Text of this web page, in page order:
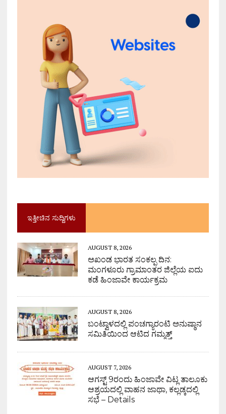
ಇತ್ತೀಚಿನ ಸುದ್ದಿಗಳು
AUGUST 8, 2026
ಅಖಂಡ ಭಾರತ ಸಂಕಲ್ಪ ದಿನ:
ಮಂಗಳೂರು ಗ್ರಾಮಾಂತರ ಜಿಲ್ಲೆಯ ಐದು
ಕಡೆ ಹಿಂಜಾವೇ ಕಾರ್ಯಕ್ರಮ
AUGUST 8, 2026
ಬಂಟ್ವಾಳದಲ್ಲಿ ಪಂಚಗ್ಯಾರಂಟಿ ಅನುಷ್ಠಾನ
ಸಮಿತಿಯಿಂದ ಆಟಿದ ಗಮ್ಮತ್ತ್
AUGUST 7, 2026
ಆಗಸ್ಟ್ 9ರಂದು ಹಿಂಜಾವೇ ವಿಟ್ಲ ತಾಲೂಕು
ಆಶ್ರಯದಲ್ಲಿ ವಾಹನ ಜಾಥಾ, ಕಲ್ಲಡ್ಕದಲ್ಲಿ
ಸಭೆ – Details